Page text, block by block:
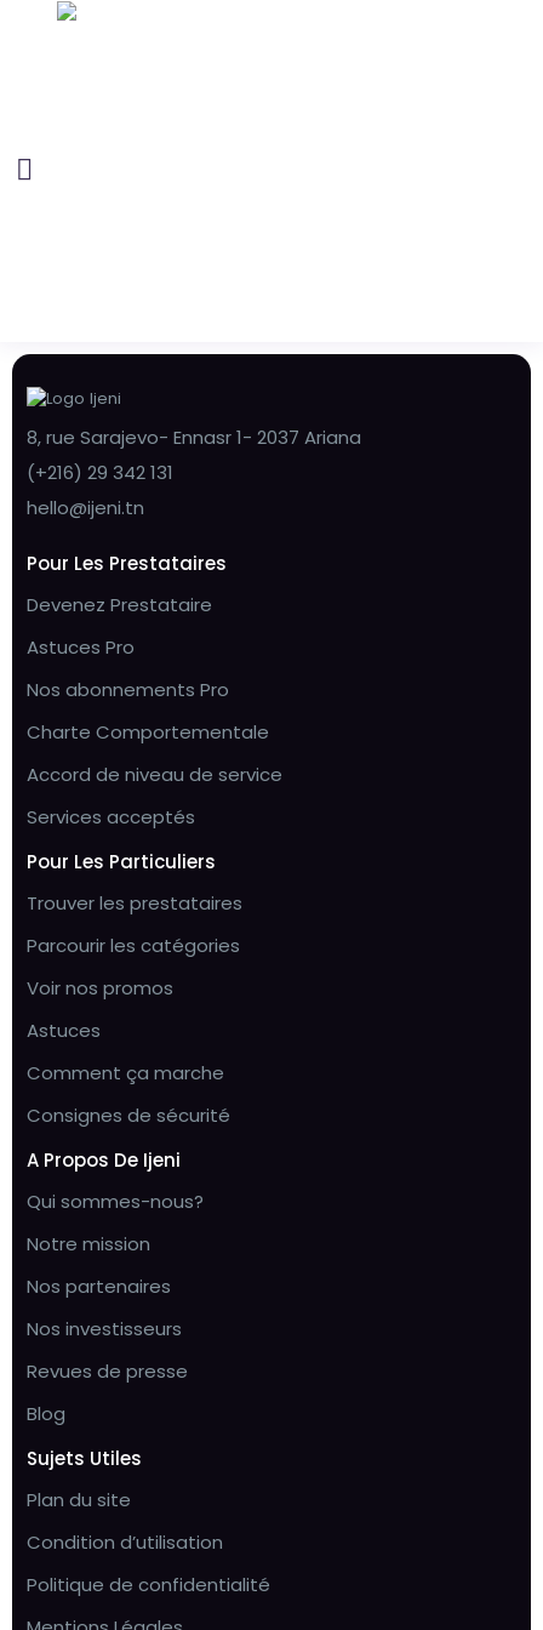
8, rue Sarajevo- Ennasr 1- 2037 Ariana
(+216) 29 342 131
hello@ijeni.tn
Pour Les Prestataires
Devenez Prestataire
Astuces Pro
Nos abonnements Pro
Charte Comportementale
Accord de niveau de service
Services acceptés
Pour Les Particuliers
Trouver les prestataires
Parcourir les catégories
Voir nos promos
Astuces
Comment ça marche
Consignes de sécurité
A Propos De Ijeni
Qui sommes-nous?
Notre mission
Nos partenaires
Nos investisseurs
Revues de presse
Blog
Sujets Utiles
Plan du site
Condition d’utilisation
Politique de confidentialité